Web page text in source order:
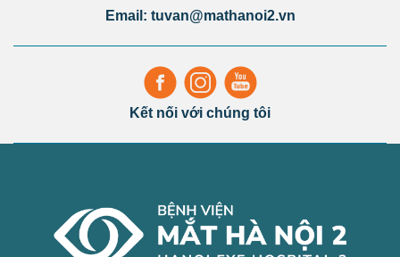
Email: tuvan@mathanoi2.vn
Kết nối với chúng tôi